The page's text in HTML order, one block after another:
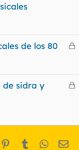
C
r
a
de los 80
C
a
de sidra y
Pinterest
Tumblr